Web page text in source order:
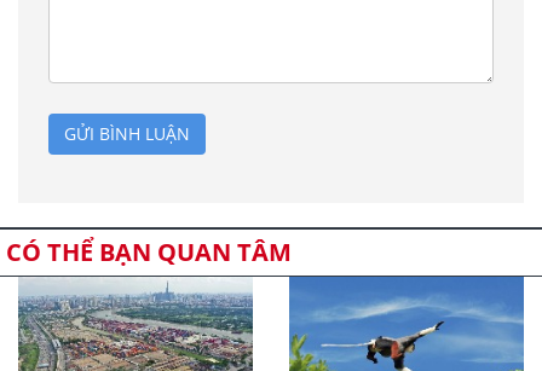
GỬI BÌNH LUẬN
CÓ THỂ BẠN QUAN TÂM